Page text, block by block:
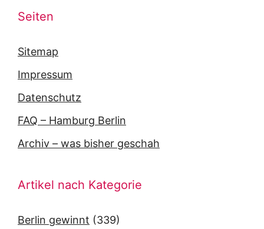
Seiten
Sitemap
Impressum
Datenschutz
FAQ – Hamburg Berlin
Archiv – was bisher geschah
Artikel nach Kategorie
Berlin gewinnt (339)